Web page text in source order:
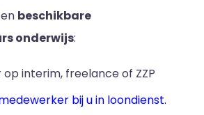
en beschikbare
onderwijs:
op interim, freelance of ZZP
bij u in loondienst.